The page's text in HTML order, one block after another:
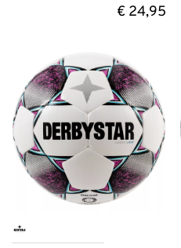
€24,95